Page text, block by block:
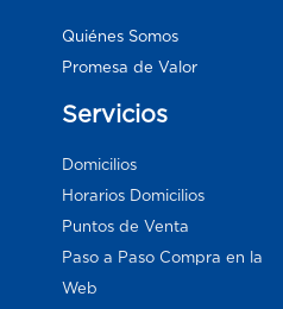
Quiénes Somos
Promesa de Valor
Servicios
Domicilios
Horarios Domicilios
Puntos de Venta
Paso a Paso Compra en la
Web